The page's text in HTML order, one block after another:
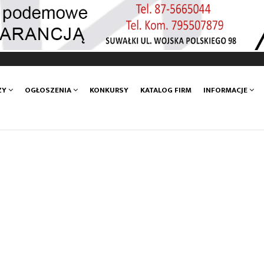
OGŁOSZENIA KONKURSY KATALOG FIRM INFORMACJE